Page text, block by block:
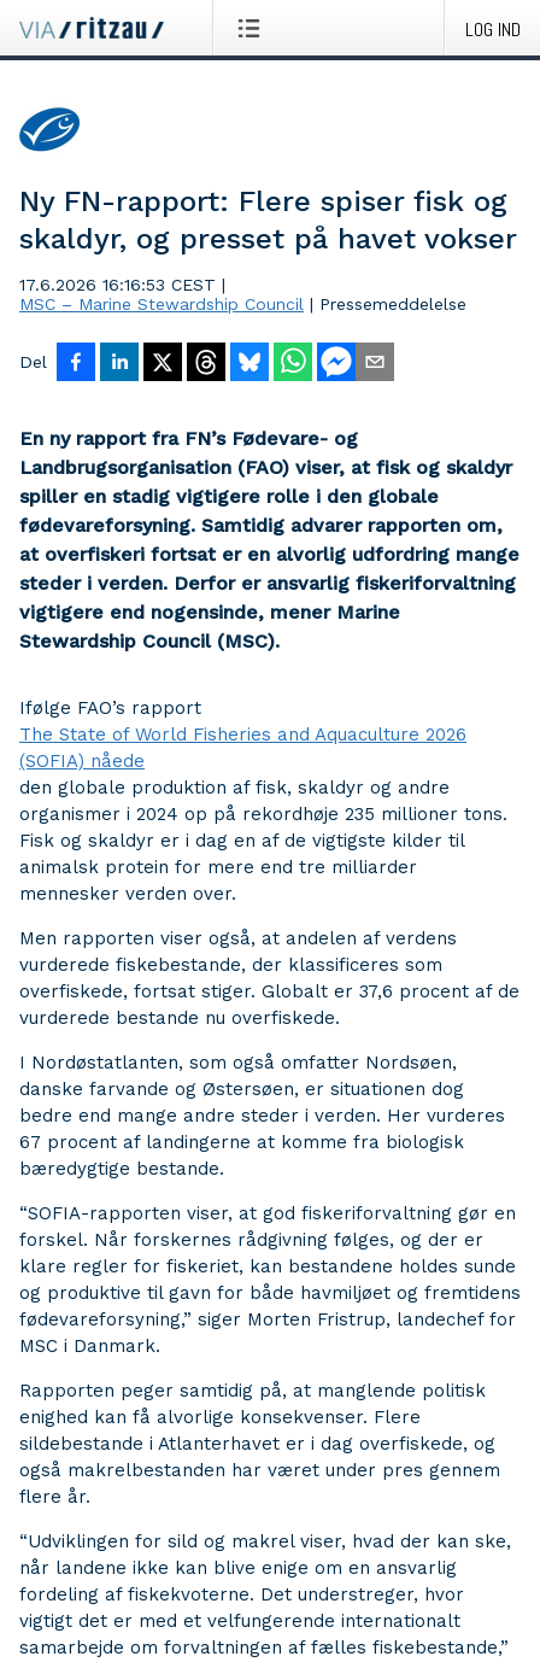
LOG IND
Ny FN-rapport: Flere spiser fisk og
skaldyr, og presset på havet vokser
17.6.2026 16:16:53 CEST |
MSC – Marine Stewardship Council | Pressemeddelelse
Del
En ny rapport fra FN’s Fødevare- og
Landbrugsorganisation (FAO) viser, at fisk og skaldyr
spiller en stadig vigtigere rolle i den globale
fødevareforsyning. Samtidig advarer rapporten om,
at overfiskeri fortsat er en alvorlig udfordring mange
steder i verden. Derfor er ansvarlig fiskeriforvaltning
vigtigere end nogensinde, mener Marine
Stewardship Council (MSC).
Ifølge FAO’s rapport
The State of World Fisheries and Aquaculture 2026
(SOFIA) nåede
den globale produktion af fisk, skaldyr og andre
organismer i 2024 op på rekordhøje 235 millioner tons.
Fisk og skaldyr er i dag en af de vigtigste kilder til
animalsk protein for mere end tre milliarder
mennesker verden over.
Men rapporten viser også, at andelen af verdens
vurderede fiskebestande, der klassificeres som
overfiskede, fortsat stiger. Globalt er 37,6 procent af de
vurderede bestande nu overfiskede.
I Nordøstatlanten, som også omfatter Nordsøen,
danske farvande og Østersøen, er situationen dog
bedre end mange andre steder i verden. Her vurderes
67 procent af landingerne at komme fra biologisk
bæredygtige bestande.
“SOFIA-rapporten viser, at god fiskeriforvaltning gør en
forskel. Når forskernes rådgivning følges, og der er
klare regler for fiskeriet, kan bestandene holdes sunde
og produktive til gavn for både havmiljøet og fremtidens
fødevareforsyning,” siger Morten Fristrup, landechef for
MSC i Danmark.
Rapporten peger samtidig på, at manglende politisk
enighed kan få alvorlige konsekvenser. Flere
sildebestande i Atlanterhavet er i dag overfiskede, og
også makrelbestanden har været under pres gennem
flere år.
“Udviklingen for sild og makrel viser, hvad der kan ske,
når landene ikke kan blive enige om en ansvarlig
fordeling af fiskekvoterne. Det understreger, hvor
vigtigt det er med et velfungerende internationalt
samarbejde om forvaltningen af fælles fiskebestande,”